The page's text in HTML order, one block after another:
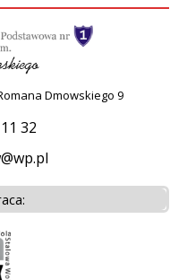
Dmowskiego 9
32